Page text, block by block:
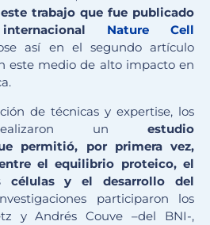
trabajo que fue publicado
Nature Cell
así en el segundo artículo
este medio de alto impacto en
de técnicas y expertise, los
realizaron un estudio
permitió, por primera vez,
el equilibrio proteico, el
células y el desarrollo del
participaron los
y Andrés Couve –del BNI-,